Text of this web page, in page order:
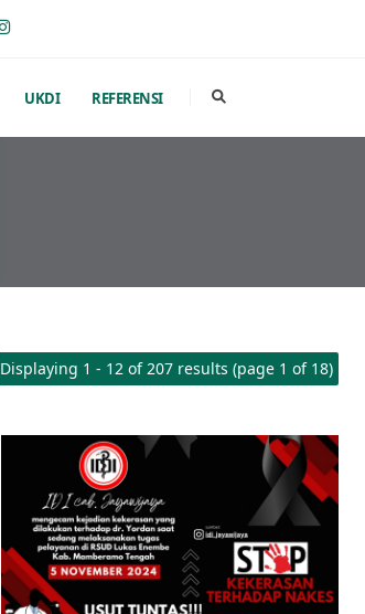
UKDI REFERENSI
Displaying 1 - 12 of 207 results (page 1 of 18)